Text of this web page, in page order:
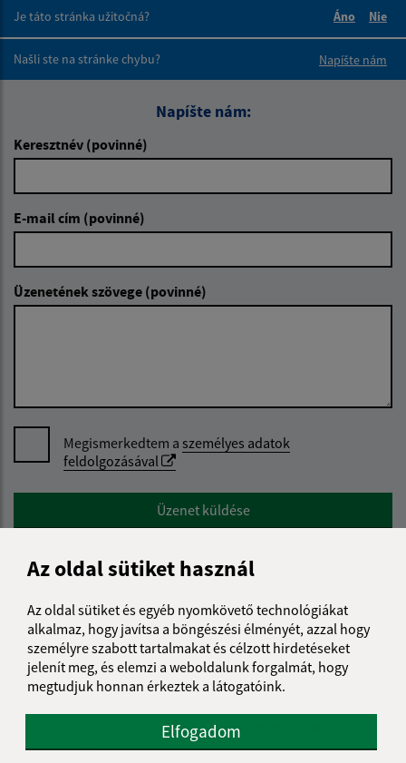
Az oldal sütiket használ
Az oldal sütiket és egyéb nyomkövető technológiákat
alkalmaz, hogy javítsa a böngészési élményét, azzal hogy
személyre szabott tartalmakat és célzott hirdetéseket
jelenít meg, és elemzi a weboldalunk forgalmát, hogy
megtudjuk honnan érkeztek a látogatóink.
Elfogadom
Je táto stránka užitočná?
Áno
Nie
Našli ste na stránke chybu?
Napíšte nám
Napíšte nám:
Keresztnév (povinné)
E-mail cím (povinné)
Üzenetének szövege (povinné)
Megismerkedtem a személyes adatok
feldolgozásával
Google reCaptcha ResponseÜzenet küldése
Nap
Reggeli idő Délutáni idő
Hétfő:
07:00 - 11:3012:00 - 13:00
Kedd:
07:00 - 11:3012:00 - 13:00
08:00 - 11:30
Péntek:
08:00 - 11:3012:00 - 14:00